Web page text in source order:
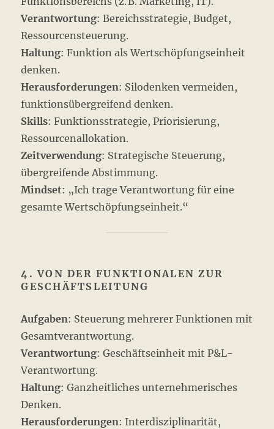
Verantwortung: Bereichsstrategie, Budget,
Ressourcensteuerung.
Haltung: Funktion als Wertschöpfungseinheit
denken.
Herausforderungen: Silodenken vermeiden,
funktionsübergreifend denken.
Skills: Funktionsstrategie, Priorisierung,
Ressourcenallokation.
Zeitverwendung: Strategische Steuerung,
übergreifende Abstimmung.
Mindset: „Ich trage Verantwortung für eine
gesamte Wertschöpfungseinheit.“
4. VON DER FUNKTIONALEN ZUR
GESCHÄFTSLEITUNG
Aufgaben: Steuerung mehrerer Funktionen mit
Gesamtverantwortung.
Verantwortung: Geschäftseinheit mit P&L-
Verantwortung.
Haltung: Ganzheitliches unternehmerisches
Denken.
Herausforderungen: Interdisziplinarität,